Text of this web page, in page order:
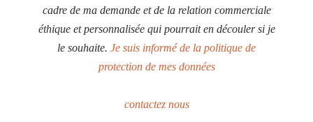
cadre de ma demande et de la relation commerciale
éthique et personnalisée qui pourrait en découler si je
le souhaite. Je suis informé de la politique de
protection de mes données
contactez nous